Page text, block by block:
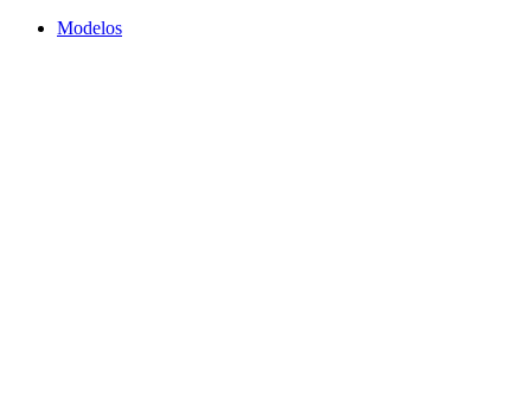
Modelos